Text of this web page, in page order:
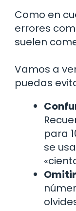
Como en
errores
suelen
Vamos a
puedas
para
se